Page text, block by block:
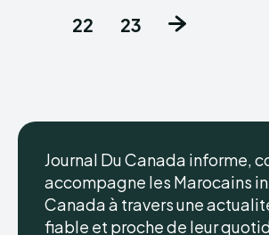
22
23
Journal Du Canada informe,
accompagne les Marocains
Canada à travers une
fiable et proche de leur